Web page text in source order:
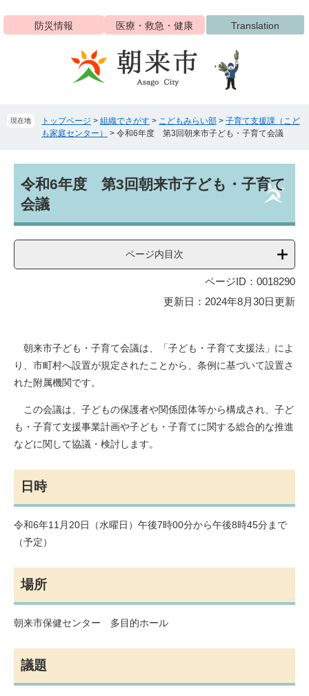
ジ
ュ
防災情報 医療・救急・健康 Translation
現在地 トップページ > 組織でさがす > こどもみらい部 > 子育て支援課（こど
も家庭センター）
> 令和6年度 第3回朝来市子ども・子育て会議
文令和6年度 第3回朝来市子ども・子育て
会議
ページ内目次
ページID：0018290
更新日：2024年8月30日更新
朝来市子ども・子育て会議は、「子ども・子育て支援法」によ
り、市町村へ設置が規定されたことから、条例に基づいて設置さ
れた附属機関です。
この会議は、子どもの保護者や関係団体等から構成され、子ど
も・子育て支援事業計画や子ども・子育てに関する総合的な推進
などに関して協議・検討します。
日時
令和6年11月20日（水曜日）午後7時00分から午後8時45分まで
（予定）
場所
朝来市保健センター 多目的ホール
議題